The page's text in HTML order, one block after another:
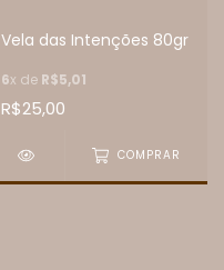
Vela das Intenções 80gr
6x de R$5,01
R$25,00
COMPRAR